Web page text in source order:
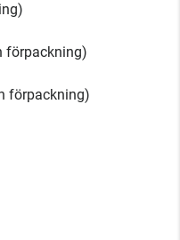
förpackning)
förpackning)